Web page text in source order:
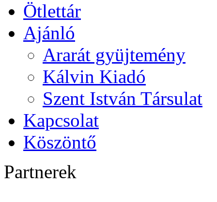
Ötlettár
Ajánló
Ararát gyüjtemény
Kálvin Kiadó
Szent István Társulat
Kapcsolat
Köszöntő
Partnerek